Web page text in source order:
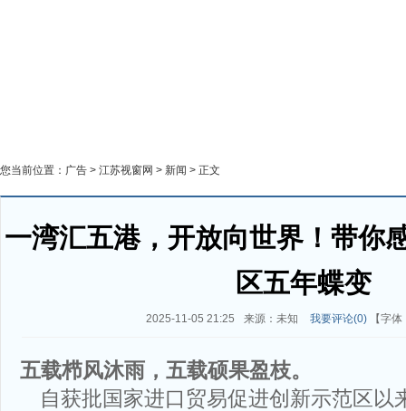
您当前位置： 广告 > 江苏视窗网 > 新闻 > 正文
一湾汇五港，开放向世界！带你
区五年蝶变
2025-11-05 21:25 来源：未知 我要评论(0)【字体
五载栉风沐雨，五载硕果盈枝。
自获批国家进口贸易促进创新示范区以